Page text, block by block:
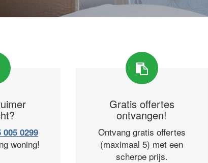
005 0299
woning!
Gratis offertes
ontvangen!
Ontvang gratis offertes
(maximaal 5) met een
scherpe prijs.